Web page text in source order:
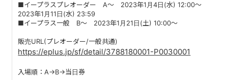
MESSAGE
■イープラスプレオーダー A〜 2023年1月4日(水) 12:00〜
2023年1月11日(水) 23:59
■イープラス一般 B〜 2023年1月21日(土) 10:00〜
販売URL(プレオーダー/一般共通)
https://eplus.jp/sf/detail/3788180001-P0030001
入場順：A→B→当日券